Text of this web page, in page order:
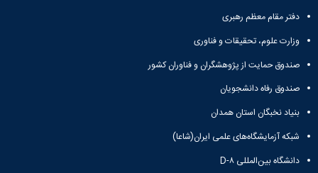
تماس
سازمان
دانشکده
معاونت
آموزشی
معاونت
تحصیلات
تکمیلی
دفتر مقام معظم رهبری
وزارت علوم، تحقیقات و فناوری
صندوق حمایت از پژوهشگران و فناوران کشور
صندوق رفاه دانشجویان
بنیاد نخبگان استان همدان
شبکه آزمایشگاه‌های علمی ایران(شاعا)
دانشگاه بین‌المللی D-۸